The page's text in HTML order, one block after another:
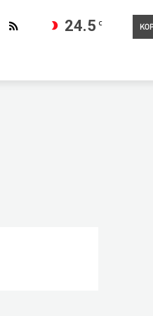
24.5 C
Σύνταξη πριν